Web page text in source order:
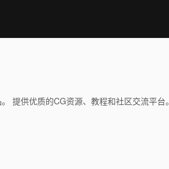
提供优质的CG资源、教程和社区交流平台。